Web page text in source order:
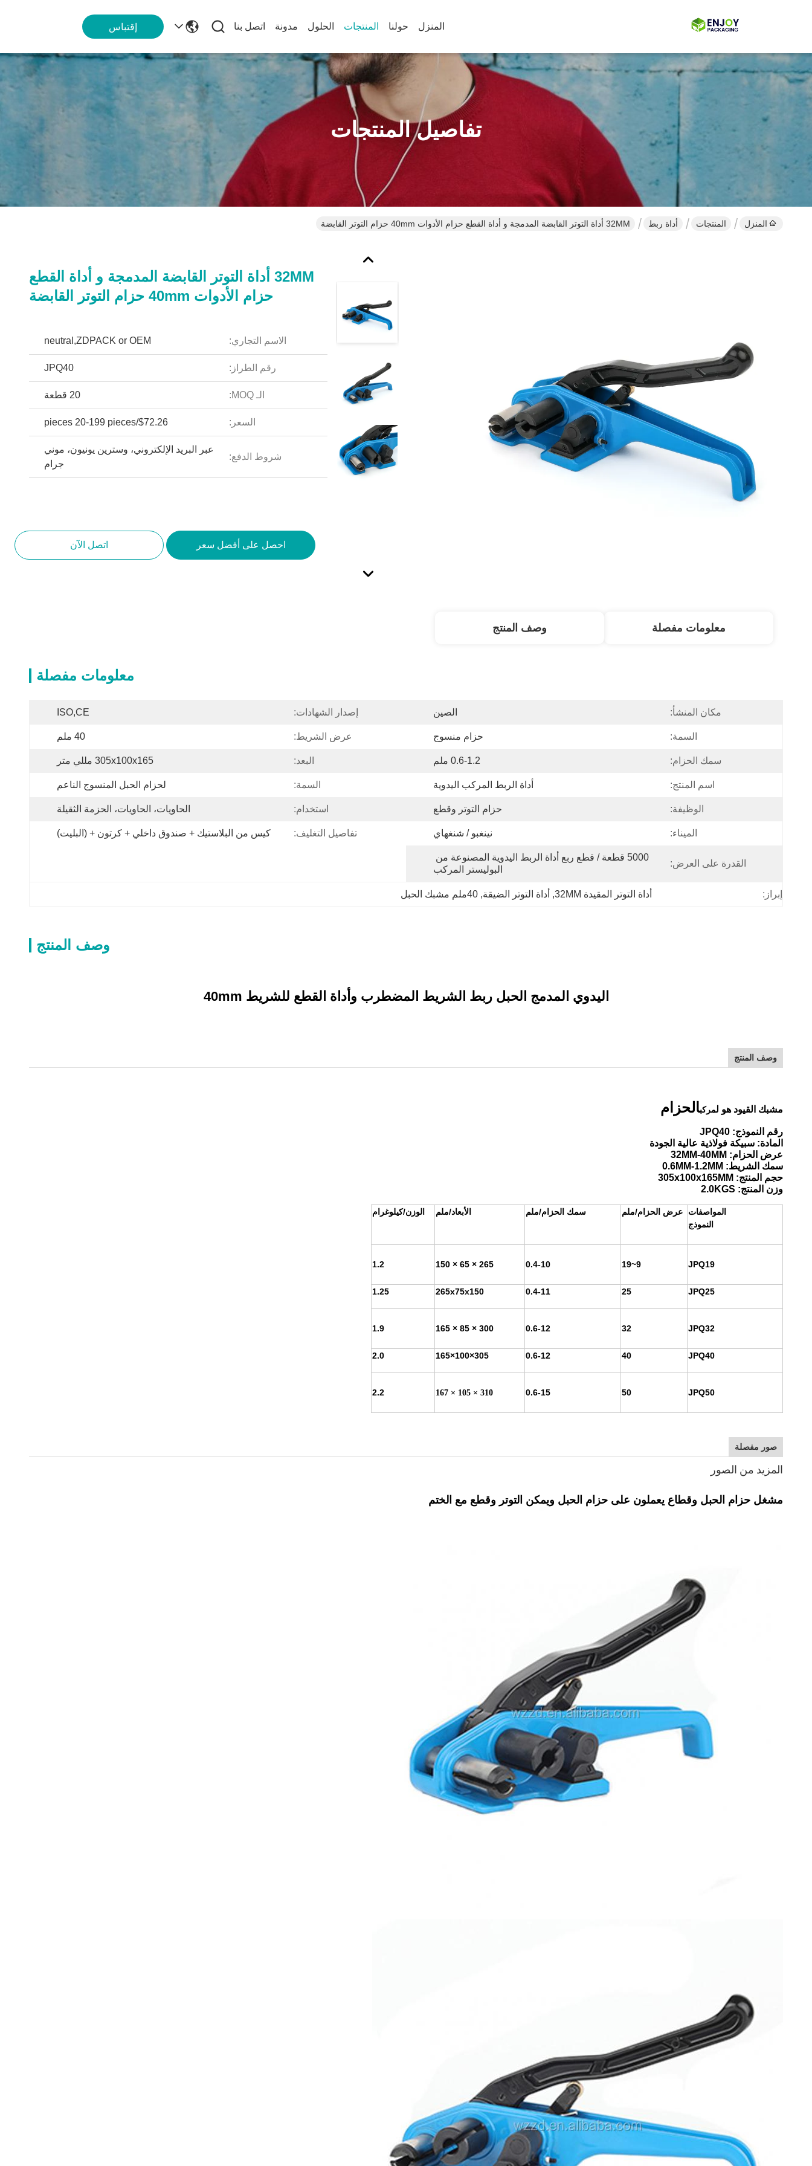
المنزل حولنا المنتجات الحلول مدونة اتصل بنا إقتباس
تفاصيل المنتجات
المنزل المنتجات أداة ربط 32MM أداة التوتر القابضة المدمجة و أداة القطع حزام الأدوات 40mm حزام التوتر القابضة
32MM أداة التوتر القابضة المدمجة و أداة القطع
حزام الأدوات 40mm حزام التوتر القابضة
الاسم التجاري: neutral,ZDPACK or OEM
رقم الطراز: JPQ40
الـ MOQ: 20 قطعة
السعر: $72.26/pieces 20-199 pieces
شروط الدفع:
عبر البريد الإلكتروني، وسترين يونيون، موني
جرام
احصل على أفضل سعر اتصل الآن
معلومات مفصلة وصف المنتج
معلومات مفصلة
مكان المنشأ: الصين إصدار الشهادات: ISO,CE
السمة: حزام منسوج عرض الشريط: 40 ملم
سمك الحزام: 0.6-1.2 ملم البعد: 305x100x165 مللي متر
اسم المنتج: أداة الربط المركب اليدوية السمة: لحزام الحبل المنسوج الناعم
الوظيفة: حزام التوتر وقطع استخدام: الحاويات، الحاويات، الحزمة الثقيلة
الميناء: نينغبو / شنغهاي تفاصيل التغليف: كيس من البلاستيك + صندوق داخلي + كرتون + (البليت)
القدرة على العرض:
البوليستر المركب
إبراز: أداة التوتر المقيدة 32MM , أداة التوتر الضيقة, 40ملم مشبك الحبل
وصف المنتج
اليدوي المدمج الحبل ربط الشريط المضطرب وأداة القطع للشريط 40mm
وصف المنتج
مشبك القيود هو لمركبالحزام
رقم النموذج: JPQ40
المادة: سبيكة فولاذية عالية الجودة
عرض الحزام: 32MM-40MM
سمك الشريط: 0.6MM-1.2MM
حجم المنتج: 305x100x165MM
وزن المنتج: 2.0KGS
المواصفات
النموذج
عرض الحزام/ملم سمك الحزام/ملم الأبعاد/ملم الوزن/كيلوغرام
JPQ19
9~19
0.4-10
265 × 65 × 150
1.2
JPQ25
25
0.4-11
265x75x150
1.25
JPQ32
32
0.6-12
300 × 85 × 165
1.9
JPQ40
40
0.6-12
305×100×165
2.0
JPQ50
50
0.6-15
310 × 105 × 167
2.2
صور مفصلة
المزيد من الصور
مشغل حزام الحبل وقطاع يعملون على حزام الحبل ويمكن التوتر وقطع مع الختم